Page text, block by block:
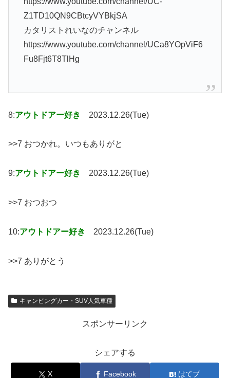
Z1TD10QN9CBtcyVYBkjSA
カタリストれいなのチャンネル
https://www.youtube.com/channel/UCa8YOpViF6
Fu8Fjt6T8TlHg
8:アウトドアー好き 2023.12.26(Tue)
>>7 おつかれ。いつもありがと
9:アウトドアー好き 2023.12.26(Tue)
>>7 おつおつ
10:アウトドアー好き 2023.12.26(Tue)
>>7 ありがとう
キャンピングカー・SUV人気車種
スポンサーリンク
シェアする
X Facebook はてブ